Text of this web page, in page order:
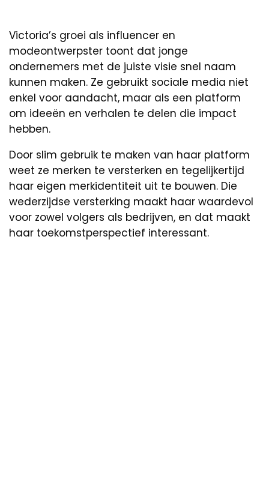
Victoria’s groei als influencer en
modeontwerpster toont dat jonge
ondernemers met de juiste visie snel naam
kunnen maken. Ze gebruikt sociale media niet
enkel voor aandacht, maar als een platform
om ideeën en verhalen te delen die impact
hebben.
Door slim gebruik te maken van haar platform
weet ze merken te versterken en tegelijkertijd
haar eigen merkidentiteit uit te bouwen. Die
wederzijdse versterking maakt haar waardevol
voor zowel volgers als bedrijven, en dat maakt
haar toekomstperspectief interessant.